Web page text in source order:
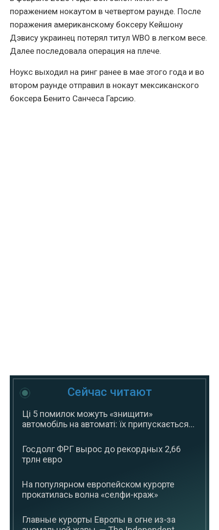
поражением нокаутом в четвертом раунде. После
поражения американскому боксеру Кейшону
Дэвису украинец потерял титул WBO в легком весе.
Далее последовала операция на плече.
Ноукс выходил на ринг ранее в мае этого года и во
втором раунде отправил в нокаут мексиканского
боксера Бенито Санчеса Гарсию.
Сейчас читают
Ці 5 помилок можуть «знищити»
автомобіль на автоматі: їх припускається...
Госдолг ФРГ вырос до рекордных 2,66
трлн евро
На популярном европейском курорте
прокатилась волна «селфи-краж»
Главные курорты Европы в огне из-за